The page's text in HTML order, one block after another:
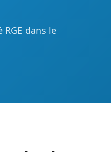
dans le